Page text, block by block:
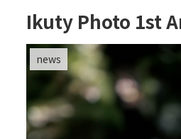
Ikuty Photo 1st
news